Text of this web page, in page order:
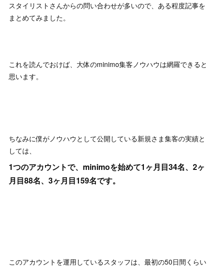
スタイリストさんからの問い合わせが多いので、ある程度記事を
まとめてみました。
これを読んでおけば、大体のminimo集客ノウハウは網羅できると
思います。
ちなみに僕がノウハウとして公開している新規さま集客の実績と
しては、
1つのアカウントで、minimoを始めて1ヶ月目34名、2ヶ
月目88名、3ヶ月目159名です。
このアカウントを運用しているスタッフは、最初の50日間くらい